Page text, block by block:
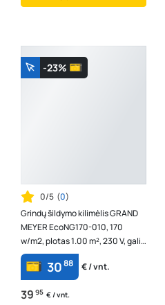
-23%
0/5 (0)
Grindų šildymo kilimėlis GRAND
MEYER EcoNG170-010, 170
w/m2, plotas 1.00 m², 230 V, galia
170 W
3088 € / vnt.
39 95 € / vnt.